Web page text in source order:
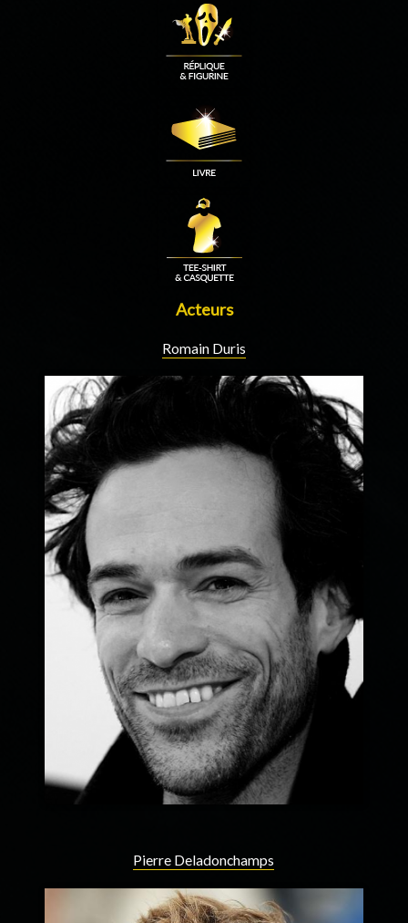
Acteurs
Romain Duris
Pierre Deladonchamps